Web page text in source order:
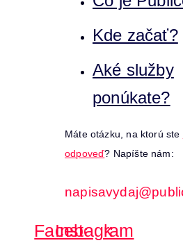
Kde začať?
Aké služby
ponúkate?
Máte otázku, na ktorú ste
odpoveď? Napíšte nám:
Facebook
Instagram